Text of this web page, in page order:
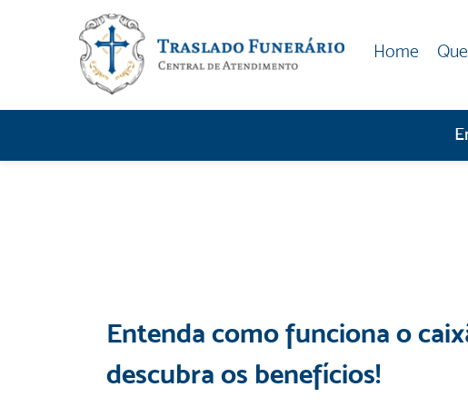
Home
Entenda como funciona o
descubra os benefícios!